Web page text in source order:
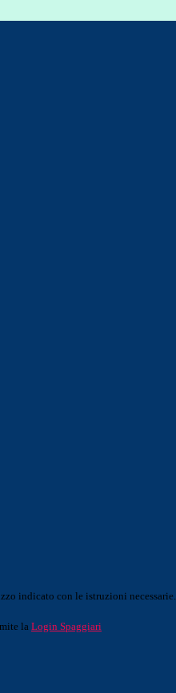
indicato con le istruzioni necessarie.
la Login Spaggiari